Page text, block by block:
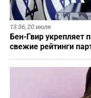
13:36, 20 июля
Бен-Гвир укрепляет
свежие рейтинги